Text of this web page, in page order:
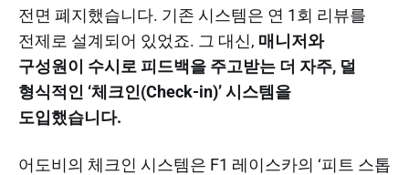
전면 폐지했습니다. 기존 시스템은 연 1회 리뷰를
전제로 설계되어 있었죠. 그 대신, 매니저와
구성원이 수시로 피드백을 주고받는 더 자주, 덜
형식적인 ‘체크인(Check-in)’ 시스템을
도입했습니다.
어도비의 체크인 시스템은 F1 레이스카의 ‘피트 스톱